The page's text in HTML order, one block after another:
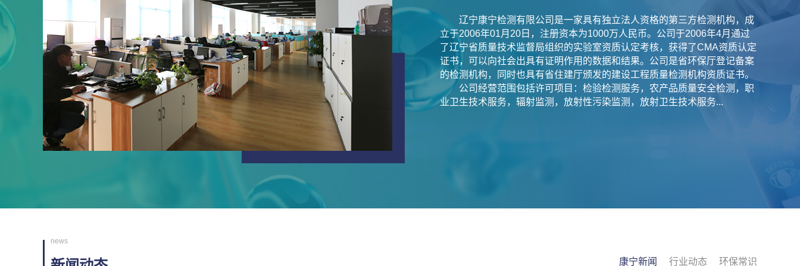
辽宁康宁检测有限公司是一家具有独立法人资格的第三方检测机构，成
立于2006年01月20日，注册资本为1000万人民币。公司于2006年4月通过
了辽宁省质量技术监督局组织的实验室资质认定考核，获得了CMA资质认定
证书，可以向社会出具有证明作用的数据和结果。公司是省环保厅登记备案
的检测机构，同时也具有省住建厅颁发的建设工程质量检测机构资质证书。
公司经营范围包括许可项目：检验检测服务，农产品质量安全检测，职
业卫生技术服务，辐射监测，放射性污染监测，放射卫生技术服务...
news
康宁新闻 行业动态 环保常识